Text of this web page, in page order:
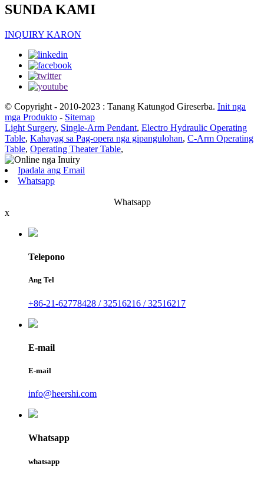
SUNDA KAMI
INQUIRY KARON
© Copyright - 2010-2023 : Tanang Katungod Gireserba. Init nga
mga Produkto - Sitemap
Light Surgery, Single-Arm Pendant, Electro Hydraulic Operating
Table, Kahayag sa Pag-opera nga gipangulohan, C-Arm Operating
Table, Operating Theater Table,
Ipadala ang Email
Whatsapp
Whatsapp
x
Telepono
Ang Tel
+86-21-62778428 / 32516216 / 32516217
E-mail
E-mail
info@heershi.com
Whatsapp
whatsapp